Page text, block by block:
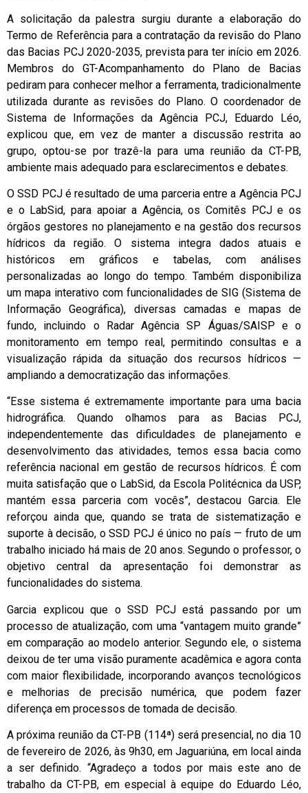
A solicitação da palestra surgiu durante a elaboração do
Termo de Referência para a contratação da revisão do Plano
das Bacias PCJ 2020-2035, prevista para ter início em 2026.
Membros do GT-Acompanhamento do Plano de Bacias
pediram para conhecer melhor a ferramenta, tradicionalmente
utilizada durante as revisões do Plano. O coordenador de
Sistema de Informações da Agência PCJ, Eduardo Léo,
explicou que, em vez de manter a discussão restrita ao
grupo, optou-se por trazê-la para uma reunião da CT-PB,
ambiente mais adequado para esclarecimentos e debates.
O SSD PCJ é resultado de uma parceria entre a Agência PCJ
e o LabSid, para apoiar a Agência, os Comitês PCJ e os
órgãos gestores no planejamento e na gestão dos recursos
hídricos da região. O sistema integra dados atuais e
históricos em gráficos e tabelas, com análises
personalizadas ao longo do tempo. Também disponibiliza
um mapa interativo com funcionalidades de SIG (Sistema de
Informação Geográfica), diversas camadas e mapas de
fundo, incluindo o Radar Agência SP Águas/SAISP e o
monitoramento em tempo real, permitindo consultas e a
visualização rápida da situação dos recursos hídricos —
ampliando a democratização das informações.
“Esse sistema é extremamente importante para uma bacia
hidrográfica. Quando olhamos para as Bacias PCJ,
independentemente das dificuldades de planejamento e
desenvolvimento das atividades, temos essa bacia como
referência nacional em gestão de recursos hídricos. É com
muita satisfação que o LabSid, da Escola Politécnica da USP,
mantém essa parceria com vocês”, destacou Garcia. Ele
reforçou ainda que, quando se trata de sistematização e
suporte à decisão, o SSD PCJ é único no país — fruto de um
trabalho iniciado há mais de 20 anos. Segundo o professor, o
objetivo central da apresentação foi demonstrar as
funcionalidades do sistema.
Garcia explicou que o SSD PCJ está passando por um
processo de atualização, com uma “vantagem muito grande”
em comparação ao modelo anterior. Segundo ele, o sistema
deixou de ter uma visão puramente acadêmica e agora conta
com maior flexibilidade, incorporando avanços tecnológicos
e melhorias de precisão numérica, que podem fazer
diferença em processos de tomada de decisão.
A próxima reunião da CT-PB (114ª) será presencial, no dia 10
de fevereiro de 2026, às 9h30, em Jaguariúna, em local ainda
a ser definido. “Agradeço a todos por mais este ano de
trabalho da CT-PB, em especial à equipe do Eduardo Léo,